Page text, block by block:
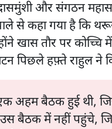
दासमुंशी और संगठन
से कहा गया है कि
खास तौर पर कोच्चि
पिछले हफ़्ते राहुल ने
एक अहम बैठक हुई थी,
उस बैठक में नहीं